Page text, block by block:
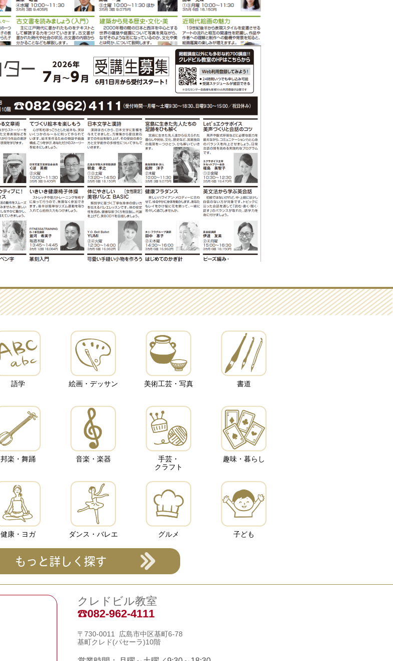
語学 絵画・デッサン 美術工芸・写真 書道
邦楽・舞踊 音楽・楽器
手芸・
クラフト
趣味・暮らし
健康・ヨガ ダンス・バレエ グルメ 子ども
もっと詳しく探す
クレドビル教室
082-962-4111
〒730-0011 広島市中区基町6-78
基町クレド(パセーラ)10階